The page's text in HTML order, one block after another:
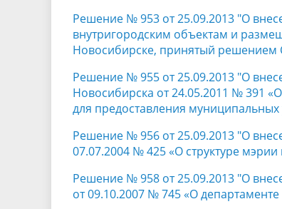
Решение № 953 от 25.09.2013 "О
внутригородским объектам и
Новосибирске, принятый решением
Решение № 955 от 25.09.2013 "О
Новосибирска от 24.05.2011 № 391
для предоставления
Решение № 956 от 25.09.2013 "О
07.07.2004 № 425 «О структуре
Решение № 958 от 25.09.2013 "О
от 09.10.2007 № 745 «О